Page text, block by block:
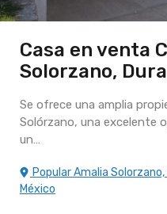
Casa en venta
Solorzano,
Se ofrece una amplia
Solórzano, una excelente
un…
Popular Amalia
México